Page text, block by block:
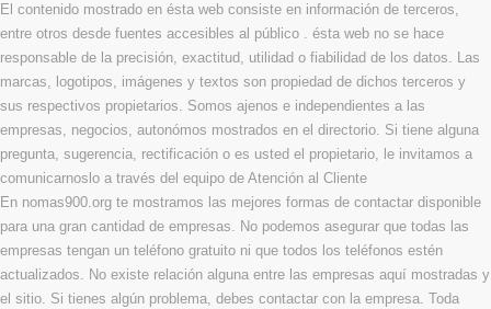
El contenido mostrado en ésta web consiste en información de terceros,
entre otros desde fuentes accesibles al público . ésta web no se hace
responsable de la precisión, exactitud, utilidad o fiabilidad de los datos. Las
marcas, logotipos, imágenes y textos son propiedad de dichos terceros y
sus respectivos propietarios. Somos ajenos e independientes a las
empresas, negocios, autonómos mostrados en el directorio. Si tiene alguna
pregunta, sugerencia, rectificación o es usted el propietario, le invitamos a
comunicarnoslo a través del equipo de Atención al Cliente
En nomas900.org te mostramos las mejores formas de contactar disponible
para una gran cantidad de empresas. No podemos asegurar que todas las
empresas tengan un teléfono gratuito ni que todos los teléfonos estén
actualizados. No existe relación alguna entre las empresas aquí mostradas y
el sitio. Si tienes algún problema, debes contactar con la empresa. Toda